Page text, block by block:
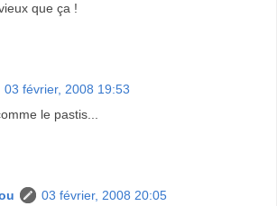
que ça !
03 février, 2008 19:53
le pastis...
03 février, 2008 20:05